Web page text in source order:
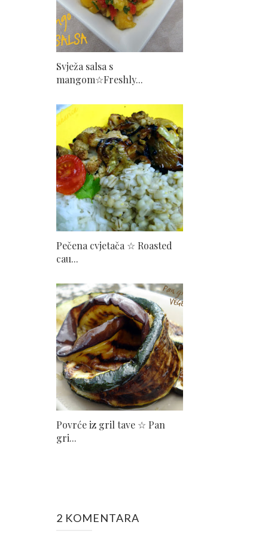
Svježa salsa s
mangom☆Freshly...
Pečena cvjetača ☆ Roasted
cau...
Povrće iz gril tave ☆ Pan
gri...
2 KOMENTARA